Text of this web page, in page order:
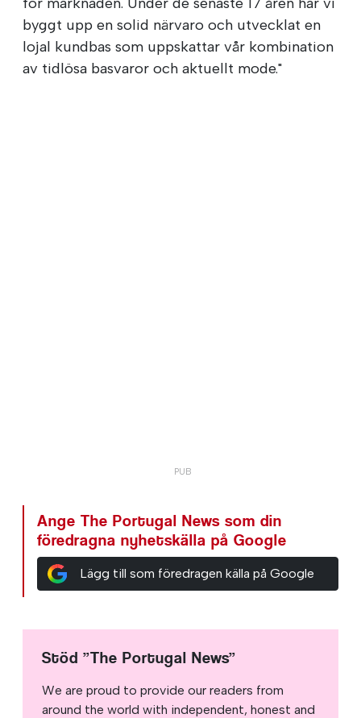
byggt upp en solid närvaro och utvecklat en
lojal kundbas som uppskattar vår kombination
av tidlösa basvaror och aktuellt mode."
Ange The Portugal News som din
föredragna nyhetskälla på Google
Lägg till som föredragen källa på Google
Stöd ”The Portugal News”
We are proud to provide our readers from
around the world with independent, honest and